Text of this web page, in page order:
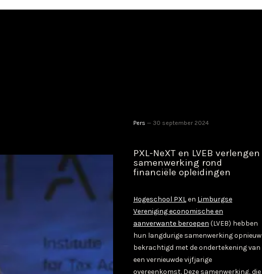
Pers 30 september 2024
PXL-NeXT en LVEB verlengen
samenwerking rond
financiële opleidingen
Hogeschool PXLen Limburgse
Vereniging economische en
aanverwante beroepen (LVEB) hebben
hun langdurige samenwerking opnieuw
bekrachtigd met de ondertekening van
een vernieuwde vijfjarige
overeenkomst. Deze samenwerking, die